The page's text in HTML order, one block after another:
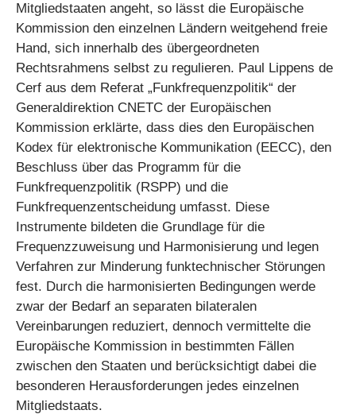
Mitgliedstaaten angeht, so lässt die Europäische
Kommission den einzelnen Ländern weitgehend freie
Hand, sich innerhalb des übergeordneten
Rechtsrahmens selbst zu regulieren. Paul Lippens de
Cerf aus dem Referat „Funkfrequenzpolitik“ der
Generaldirektion CNETC der Europäischen
Kommission erklärte, dass dies den Europäischen
Kodex für elektronische Kommunikation (EECC), den
Beschluss über das Programm für die
Funkfrequenzpolitik (RSPP) und die
Funkfrequenzentscheidung umfasst. Diese
Instrumente bildeten die Grundlage für die
Frequenzzuweisung und Harmonisierung und legen
Verfahren zur Minderung funktechnischer Störungen
fest. Durch die harmonisierten Bedingungen werde
zwar der Bedarf an separaten bilateralen
Vereinbarungen reduziert, dennoch vermittelte die
Europäische Kommission in bestimmten Fällen
zwischen den Staaten und berücksichtigt dabei die
besonderen Herausforderungen jedes einzelnen
Mitgliedstaats.